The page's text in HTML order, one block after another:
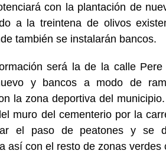
con la plantación de
a la treintena de olivos
también se instalarán bancos.
será la de la calle
y bancos a modo de
la zona deportiva del
muro del cementerio por la
el paso de peatones y se
así con el resto de zonas verdes